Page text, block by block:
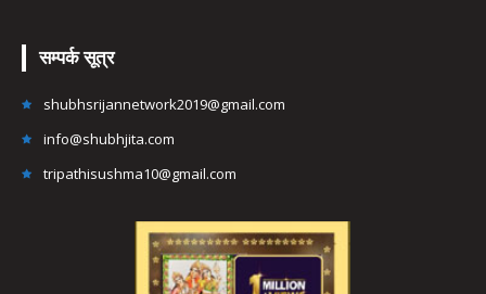
सम्पर्क सूत्र
shubhsrijannetwork2019@gmail.com
info@shubhjita.com
tripathisushma10@gmail.com